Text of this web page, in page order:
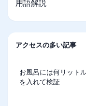
用語解説
アクセスの多い記事
お風呂には何リット
を入れて検証